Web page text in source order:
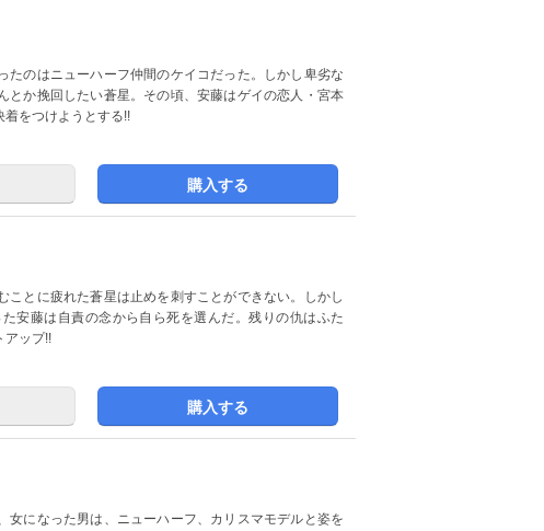
たのはニューハーフ仲間のケイコだった。しかし卑劣な
とか挽回したい蒼星。その頃、安藤はゲイの恋人・宮本
をつけようとする!!
購入する
とに疲れた蒼星は止めを刺すことができない。しかし
安藤は自責の念から自ら死を選んだ。残りの仇はふた
アップ!!
購入する
女になった男は、ニューハーフ、カリスマモデルと姿を